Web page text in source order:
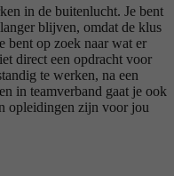
in de buitenlucht. Je bent
blijven, omdat de klus
bent op zoek naar wat er
direct een opdracht voor
te werken, na een
in teamverband gaat je ook
opleidingen zijn voor jou